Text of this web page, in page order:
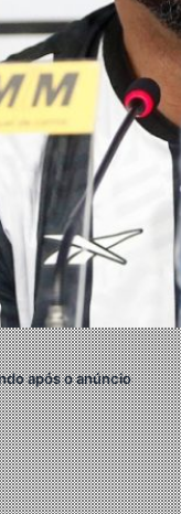
após o anúncio